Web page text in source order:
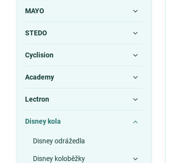
MAYO
STEDO
Cyclision
Academy
Lectron
Disney kola
Disney odrážedla
Disney koloběžky